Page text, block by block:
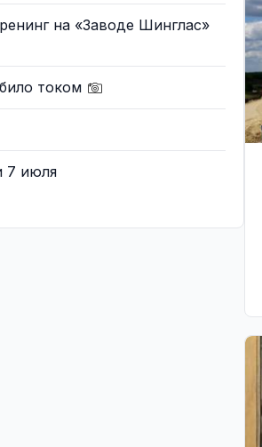
на «Заводе Шинглас»
током
7 июля